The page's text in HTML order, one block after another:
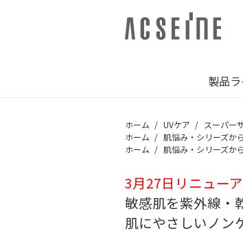
製品
ホーム UVケア
スーパー
ホーム
肌悩み・シリーズか
ホーム
肌悩み・シリーズか
3月27日リニュー
敏感肌を紫外線・
肌にやさしいノン